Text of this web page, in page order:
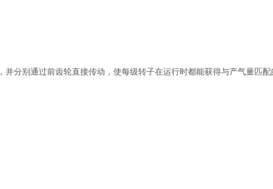
分别通过前齿轮直接传动，使每级转子在运行时都能获得与产气量匹